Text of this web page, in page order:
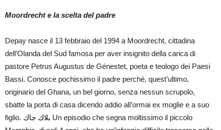
Moordrecht e la scelta del padre
Depay nasce il 13 febbraio del 1994 a Moordrecht, cittadina
dell’Olanda del Sud famosa per aver insignito della carica di
pastore Petrus Augustus de Génestet, poeta e teologo dei Paesi
Bassi. Conosce pochissimo il padre perché, quest’ultimo,
originario del Ghana, un bel giorno, senza nessun scrupolo,
sbatte la porta di casa dicendo addio all’ormai ex moglie e a suo
figlio. بلاك جاك Un episodio che segna moltissimo il piccolo